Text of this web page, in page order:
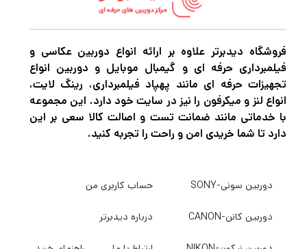
فروشگاه دیدبرتر علاوه بر ارائه انواع دوربین عکاسی و
فیلمبرداری حرفه ای و گیمبال موبایل و دوربین انواع
تجهیزات حرفه ای مانند پهپاد فیلمبرداری، رینگ لایت،
انواع لنز و میکرفون را نیز در سایت خود دارد. این مجموعه
با خدماتی مانند ضمانت تست و اصالت کالا سعی بر این
دارد تا شما خریدی امن و راحت را تجربه کنید.
دوربین سونی-SONY
دوربین کانن-CANON
حساب کاربری من
درباره دیدبرتر